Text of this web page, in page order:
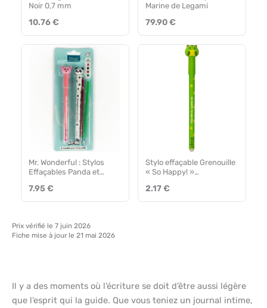
Noir 0,7 mm
10.76 €
Marine de Legami
79.90 €
Mr. Wonderful : Stylos
Effaçables Panda et
7.95 €
Stylo effaçable Grenouille
« So Happy! »
2.17 €
Prix vérifié le 7 juin 2026
Fiche mise à jour le 21 mai 2026
Il y a des moments où l’écriture se doit d’être aussi légère
que l’esprit qui la guide. Que vous teniez un journal intime,